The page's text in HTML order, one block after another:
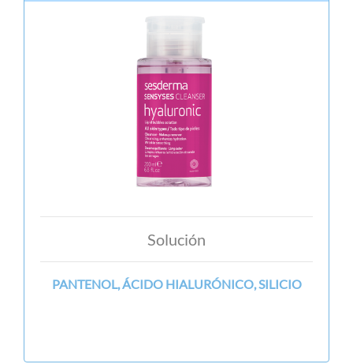
Solución
PANTENOL, ÁCIDO HIALURÓNICO, SILICIO